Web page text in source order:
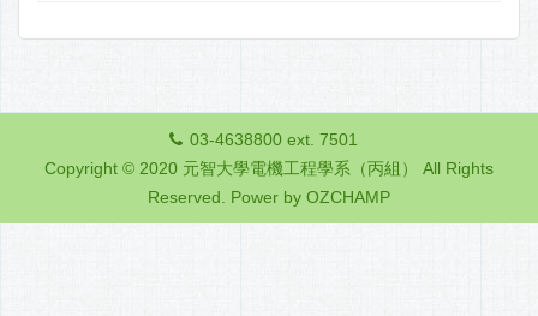
03-4638800 ext. 7501
Copyright © 2020 元智大學電機工程學系（丙組） All Rights
Reserved. Power by OZCHAMP